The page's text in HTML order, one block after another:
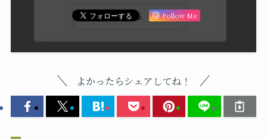
Follow Me
よかったらシェアしてね！